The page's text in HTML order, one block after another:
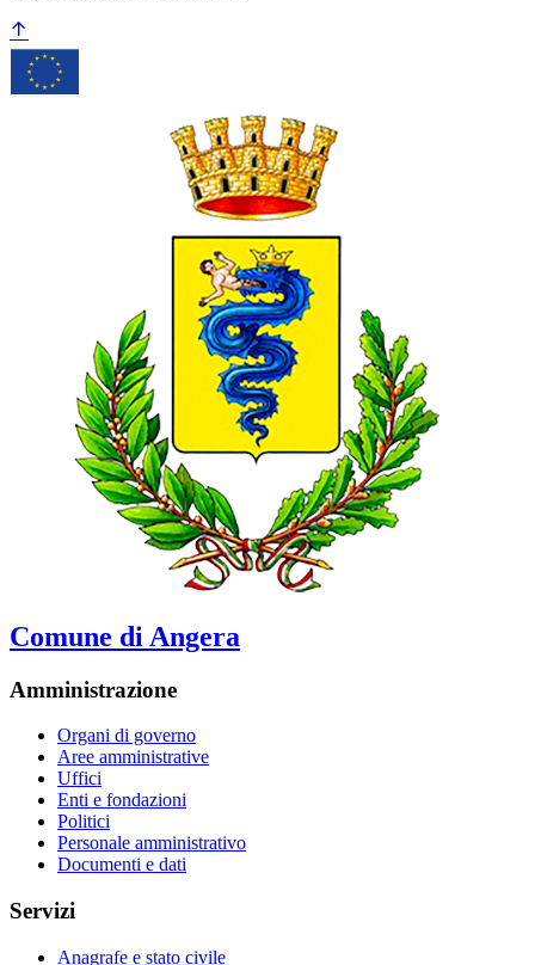
Comune di Angera
Amministrazione
Organi di governo
Aree amministrative
Uffici
Enti e fondazioni
Politici
Personale amministrativo
Documenti e dati
Servizi
Anagrafe e stato civile